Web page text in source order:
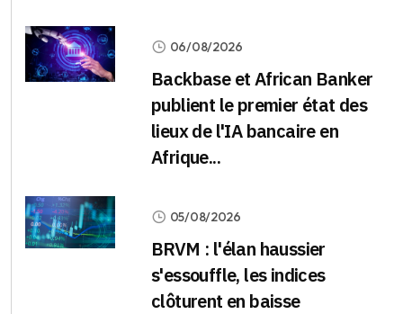
06/08/2026
Backbase et African Banker
publient le premier état des
lieux de l'IA bancaire en
Afrique...
05/08/2026
BRVM : l'élan haussier
s'essouffle, les indices
clôturent en baisse